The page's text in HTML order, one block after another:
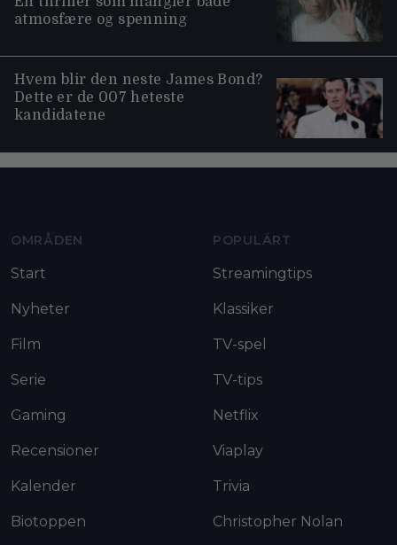
atmosfære og spenning
Hvem blir den neste James Bond?
Dette er de 007 heteste
kandidatene
OMRÅDEN
Start
Nyheter
Film
Serie
Gaming
Recensioner
Kalender
Biotoppen
POPULÄRT
Streamingtips
Klassiker
TV-spel
TV-tips
Netflix
Viaplay
Trivia
Christopher Nolan